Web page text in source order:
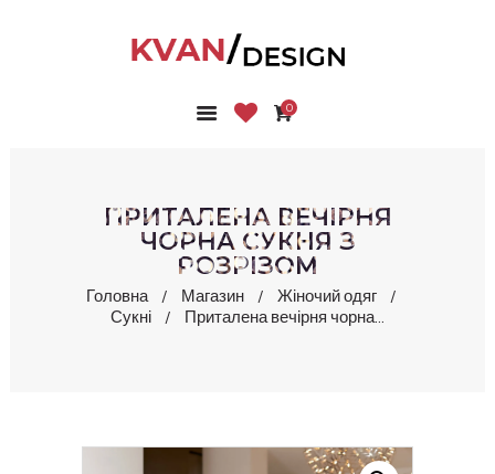
0
ПРИТАЛЕНА ВЕЧІРНЯ
ЧОРНА СУКНЯ З
РОЗРІЗОМ
Головна Магазин
Жіночий одяг
Сукні
Приталена вечірня чорна...
ГОЛОВНА
ПРО НАС
КОНТАКТИ